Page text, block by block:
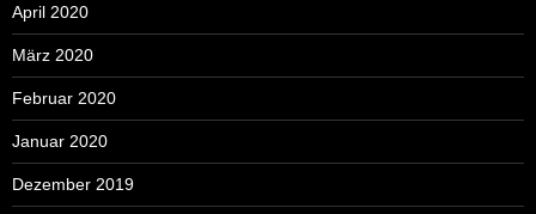
April 2020
März 2020
Februar 2020
Januar 2020
Dezember 2019